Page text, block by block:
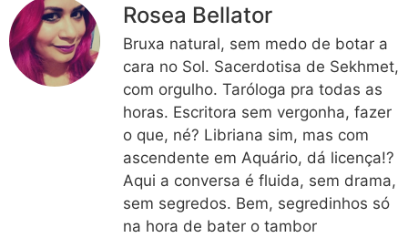
Rosea Bellator
Bruxa natural, sem medo de botar a
cara no Sol. Sacerdotisa de Sekhmet,
com orgulho. Taróloga pra todas as
horas. Escritora sem vergonha, fazer
o que, né? Libriana sim, mas com
ascendente em Aquário, dá licença!?
Aqui a conversa é fluida, sem drama,
sem segredos. Bem, segredinhos só
na hora de bater o tambor